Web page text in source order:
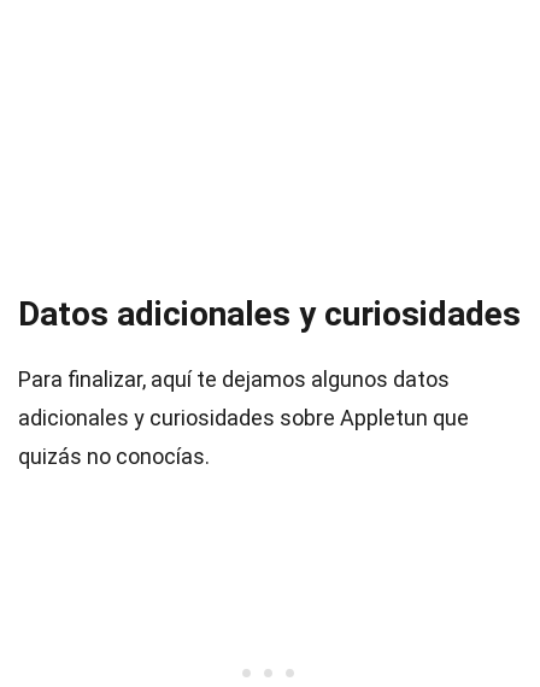
Datos adicionales y curiosidades
Para finalizar, aquí te dejamos algunos datos
adicionales y curiosidades sobre Appletun que
quizás no conocías.